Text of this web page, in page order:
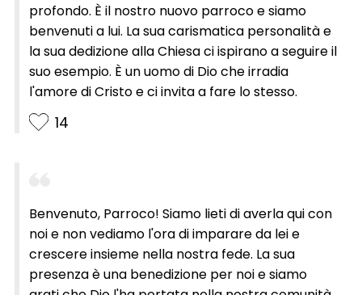
parroco nella nostra famiglia parrocchiale e
ringraziamo Dio per la benedizione che è!
profondo. È il nostro nuovo parroco e siamo
benvenuti a lui. La sua carismatica personalità e
la sua dedizione alla Chiesa ci ispirano a seguire il
suo esempio. È un uomo di Dio che irradia
l'amore di Cristo e ci invita a fare lo stesso.
14
Benvenuto, Parroco! Siamo lieti di averla qui con
noi e non vediamo l'ora di imparare da lei e
crescere insieme nella nostra fede. La sua
presenza è una benedizione per noi e siamo